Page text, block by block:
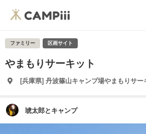
ファミリー 区画サイト
やまもりサーキット
[兵庫県] 丹波篠山キャンプ場やまもりサー
琥太郎とキャンプ